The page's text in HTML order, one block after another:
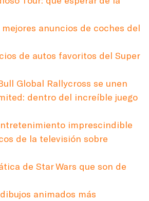
anuncios de coches del
de autos favoritos del Super
Global Rallycross se unen
dentro del increíble juego
imprescindible
de la televisión sobre
de Star Wars que son de
animados más